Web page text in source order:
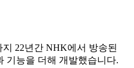
22년간 NHK에서 방송된
기능을 더해 개발했습니다.